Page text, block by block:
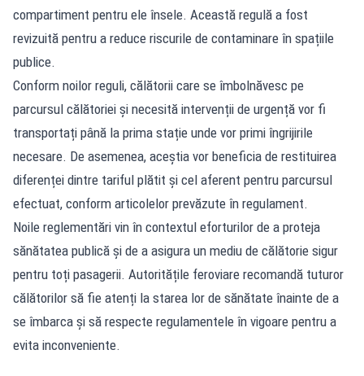
compartiment pentru ele însele. Această regulă a fost
revizuită pentru a reduce riscurile de contaminare în spațiile
publice.
Conform noilor reguli, călătorii care se îmbolnăvesc pe
parcursul călătoriei și necesită intervenții de urgență vor fi
transportați până la prima stație unde vor primi îngrijirile
necesare. De asemenea, aceștia vor beneficia de restituirea
diferenței dintre tariful plătit și cel aferent pentru parcursul
efectuat, conform articolelor prevăzute în regulament.
Noile reglementări vin în contextul eforturilor de a proteja
sănătatea publică și de a asigura un mediu de călătorie sigur
pentru toți pasagerii. Autoritățile feroviare recomandă tuturor
călătorilor să fie atenți la starea lor de sănătate înainte de a
se îmbarca și să respecte regulamentele în vigoare pentru a
evita inconveniente.